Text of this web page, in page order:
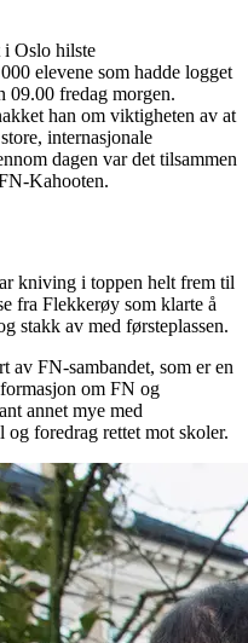
i Oslo hilste
elevene som hadde logget
09.00 fredag morgen.
han om viktigheten av at
internasjonale
dagen var det tilsammen
Kahooten.
kniving i toppen helt frem til
fra Flekkerøy som klarte å
stakk av med førsteplassen.
av FN-sambandet, som er en
om FN og
annet mye med
foredrag rettet mot skoler.